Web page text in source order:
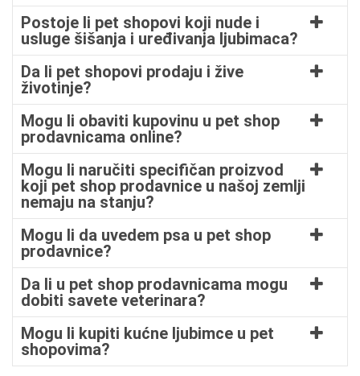
Postoje li pet shopovi koji nude i
usluge šišanja i uređivanja ljubimaca?
Da li pet shopovi prodaju i žive
životinje?
Mogu li obaviti kupovinu u pet shop
prodavnicama online?
Mogu li naručiti specifičan proizvod
koji pet shop prodavnice u našoj zemlji
nemaju na stanju?
Mogu li da uvedem psa u pet shop
prodavnice?
Da li u pet shop prodavnicama mogu
dobiti savete veterinara?
Mogu li kupiti kućne ljubimce u pet
shopovima?